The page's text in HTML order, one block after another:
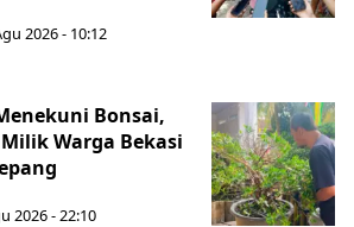
2026 - 10:12
Bonsai,
Warga Bekasi
2026 - 22:10